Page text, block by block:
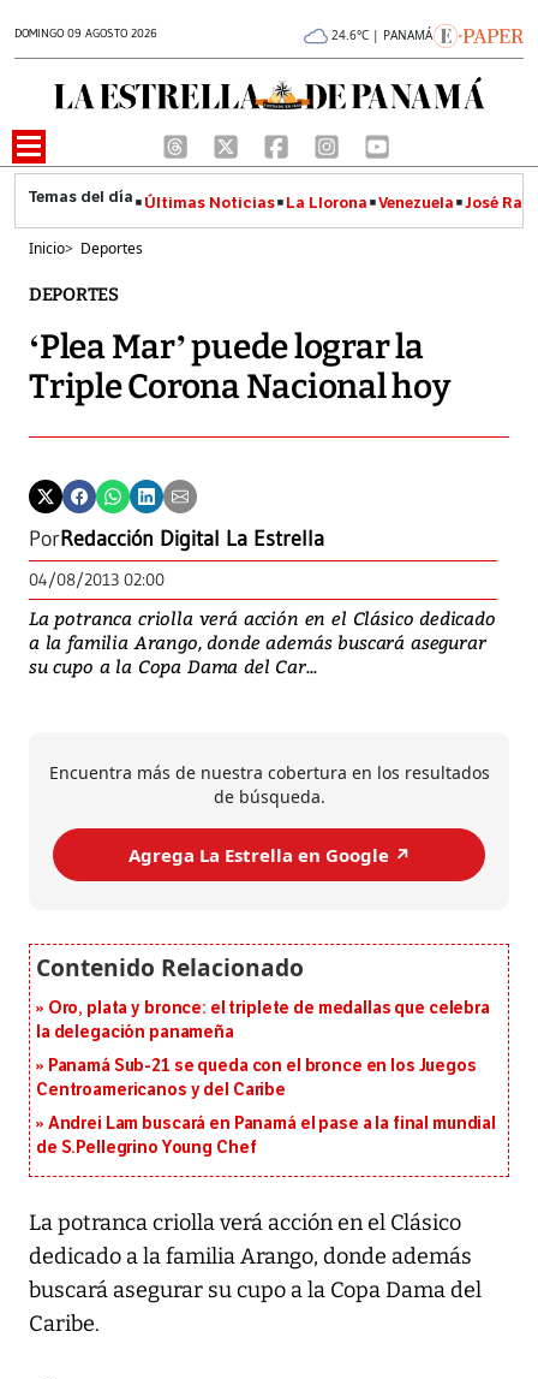
DOMINGO 09 AGOSTO 2026 24.6°C | PANAMÁ
Últimas Noticias La Llorona Venezuela José
Inicio> Deportes
DEPORTES
‘Plea Mar’ puede lograr la
Triple Corona Nacional hoy
PorRedacción Digital La Estrella
04/08/2013 02:00
La potranca criolla verá acción en el Clásico dedicado
a la familia Arango, donde además buscará asegurar
su cupo a la Copa Dama del Car...
Encuentra más de nuestra cobertura en los resultados
de búsqueda.
Agrega La Estrella en Google ↗️
Oro, plata y bronce: el triplete de medallas que celebra
la delegación panameña
Panamá Sub-21 se queda con el bronce en los Juegos
Centroamericanos y del Caribe
Andrei Lam buscará en Panamá el pase a la final mundial
de S.Pellegrino Young Chef
La potranca criolla verá acción en el Clásico
dedicado a la familia Arango, donde además
buscará asegurar su cupo a la Copa Dama del
Caribe.